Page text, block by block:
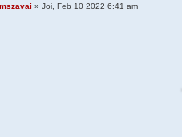
mszavai » Joi, Feb 10 2022 6:41 am